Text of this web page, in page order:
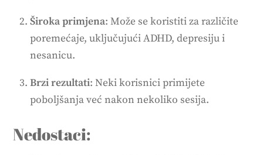
Široka primjena: Može se koristiti za različite
poremećaje, uključujući ADHD, depresiju i
nesanicu.
Brzi rezultati: Neki korisnici primijete
poboljšanja već nakon nekoliko sesija.
Nedostaci: